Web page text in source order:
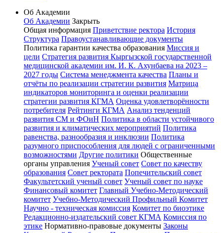
Об Академии
Об Академии Закрыть
Общая информация Приветствие ректора История
Структура Правоустанавливающие документы
Политика гарантии качества образования Миссия и
цели Стратегия развития Кыргызской государственной
медицинской академии им. И. К. Ахунбаева на 2023 –
2027 годы Система менеджмента качества Планы и
отчёты по реализации стратегии развития Матрица
индикаторов мониторинга и оценки реализации
стратегии развития КГМА Оценка удовлетворённости
потребителя Рейтинги КГМА Анализ тенденций
развития СМ и ФОиН Политика в области устойчивого
развития и климатических мероприятий Политика
равенства, разнообразия и инклюзии Политика
разумного приспособления для людей с ограниченными
возможностями Другие политики Общественные
органы управления Ученый совет Совет по качеству
образования Совет ректората Попечительский совет
Факультетский ученый совет Ученый совет по науке
Финансовый комитет Главный Учебно-Методический
комитет Учебно-Методический Профильный Комитет
Научно - техническая комиссия Комитет по биоэтике
Редакционно-издательский совет КГМА Комиссия по
этике Нормативно-правовые документы Законы